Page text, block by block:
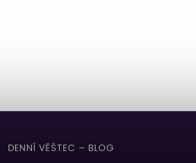
DENNÍ VĚŠTEC – BLOG